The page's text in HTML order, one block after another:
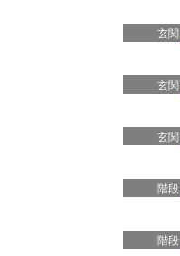
玄関
玄関
玄関
階段
階段